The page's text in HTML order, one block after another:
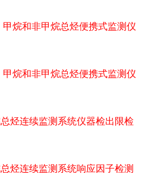
烷和非甲烷总烃便携式监测仪
烷和非甲烷总烃便携式监测仪
烃连续监测系统仪器检出限检
烃连续监测系统响应因子检测